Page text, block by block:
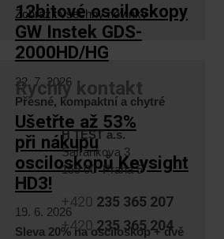
12bitové osciloskopy
GW Instek GDS-
2000HD/HG
22. 7. 2026
Přesné, kompaktní a chytré
Ušetřte až 53%
při nákupu
osciloskopů Keysight
HD3!
19. 6. 2026
Sleva 20% na osciloskop + dvě
Zobrazit všechny novinky
Rychlý kontakt
H TEST a.s.
Šafránkova 3
155 00 Praha 5
+420 235 365 207
+420 235 365 204